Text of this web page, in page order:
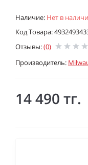
Наличие: Нет в
Код Товара:
Отзывы:(0)
Производитель:
14 490 тг.